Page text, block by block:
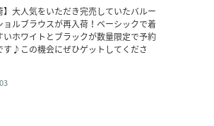
】大人気をいただき完売していたバルー
ョルブラウスが再入荷！ベーシックで着
いホワイトとブラックが数量限定で予約
す♪この機会にぜひゲットしてくださ